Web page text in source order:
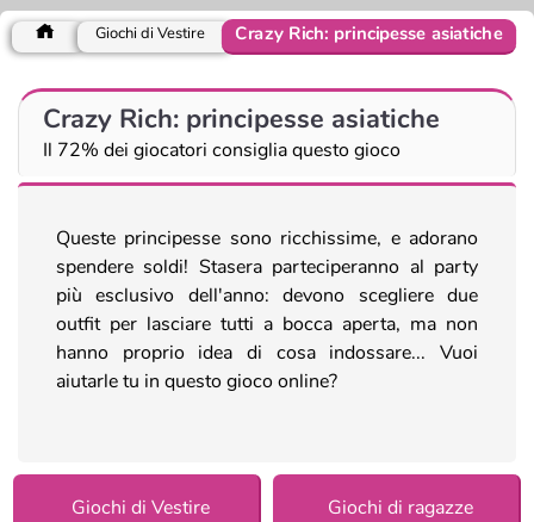
Giochi di Vestire Crazy Rich: principesse asiatiche
Crazy Rich: principesse asiatiche
Il 72% dei giocatori consiglia questo gioco
Queste principesse sono ricchissime, e adorano
spendere soldi! Stasera parteciperanno al party
più esclusivo dell'anno: devono scegliere due
outfit per lasciare tutti a bocca aperta, ma non
hanno proprio idea di cosa indossare... Vuoi
aiutarle tu in questo gioco online?
Giochi di Vestire Giochi di ragazze